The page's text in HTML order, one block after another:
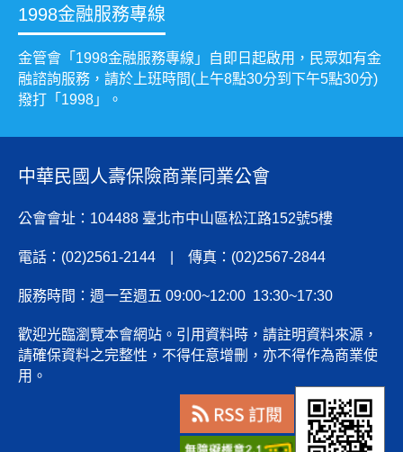
1998金融服務專線
金管會「1998金融服務專線」自即日起啟用，民眾如有金
融諮詢服務，請於上班時間(上午8點30分到下午5點30分)
撥打「1998」。
中華民國人壽保險商業同業公會
公會會址：104488 臺北市中山區松江路152號5樓
電話：(02)2561-2144 | 傳真：(02)2567-2844
服務時間：週一至週五 09:00~12:00 13:30~17:30
歡迎光臨瀏覽本會網站。引用資料時，請註明資料來源，
請確保資料之完整性，不得任意增刪，亦不得作為商業使
用。